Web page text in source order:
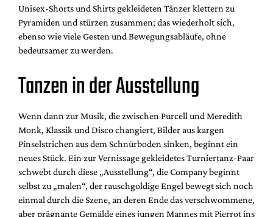
Unisex-Shorts und Shirts gekleideten Tänzer klettern zu
Pyramiden und stürzen zusammen; das wiederholt sich,
ebenso wie viele Gesten und Bewegungsabläufe, ohne
bedeutsamer zu werden.
Tanzen in der Ausstellung
Wenn dann zur Musik, die zwischen Purcell und Meredith
Monk, Klassik und Disco changiert, Bilder aus kargen
Pinselstrichen aus dem Schnürboden sinken, beginnt ein
neues Stück. Ein zur Vernissage gekleidetes Turniertanz-Paar
schwebt durch diese „Ausstellung“, die Company beginnt
selbst zu „malen“, der rauschgoldige Engel bewegt sich noch
einmal durch die Szene, an deren Ende das verschwommene,
aber prägnante Gemälde eines jungen Mannes mit Pierrot ins